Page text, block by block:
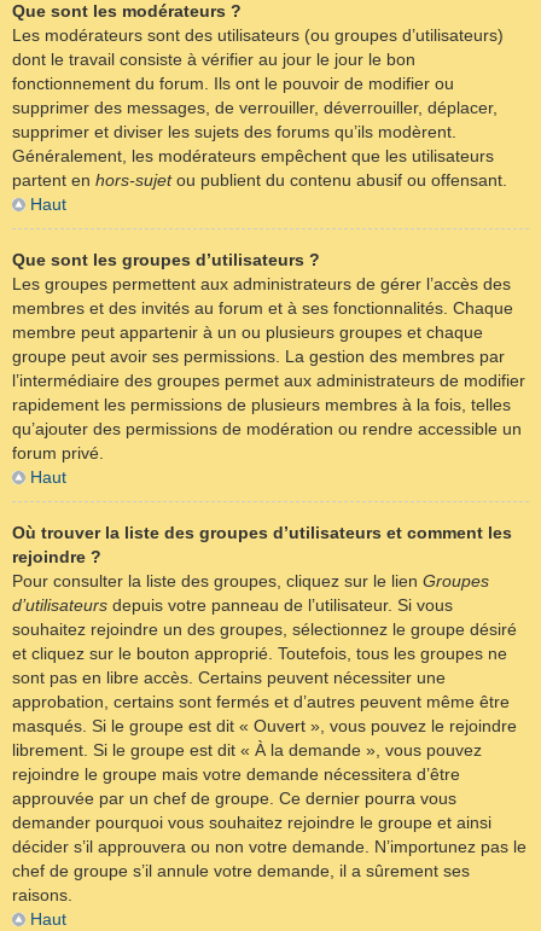
Que sont les modérateurs ?
Les modérateurs sont des utilisateurs (ou groupes d’utilisateurs)
dont le travail consiste à vérifier au jour le jour le bon
fonctionnement du forum. Ils ont le pouvoir de modifier ou
supprimer des messages, de verrouiller, déverrouiller, déplacer,
supprimer et diviser les sujets des forums qu’ils modèrent.
Généralement, les modérateurs empêchent que les utilisateurs
partent en hors-sujetou publient du contenu abusif ou offensant.
Haut
Que sont les groupes d’utilisateurs ?
Les groupes permettent aux administrateurs de gérer l’accès des
membres et des invités au forum et à ses fonctionnalités. Chaque
membre peut appartenir à un ou plusieurs groupes et chaque
groupe peut avoir ses permissions. La gestion des membres par
l’intermédiaire des groupes permet aux administrateurs de modifier
rapidement les permissions de plusieurs membres à la fois, telles
qu’ajouter des permissions de modération ou rendre accessible un
forum privé.
Haut
Où trouver la liste des groupes d’utilisateurs et comment les
rejoindre ?
Pour consulter la liste des groupes, cliquez sur le lien Groupes
d’utilisateurs depuis votre panneau de l’utilisateur. Si vous
souhaitez rejoindre un des groupes, sélectionnez le groupe désiré
et cliquez sur le bouton approprié. Toutefois, tous les groupes ne
sont pas en libre accès. Certains peuvent nécessiter une
approbation, certains sont fermés et d’autres peuvent même être
masqués. Si le groupe est dit « Ouvert », vous pouvez le rejoindre
librement. Si le groupe est dit « À la demande », vous pouvez
rejoindre le groupe mais votre demande nécessitera d’être
approuvée par un chef de groupe. Ce dernier pourra vous
demander pourquoi vous souhaitez rejoindre le groupe et ainsi
décider s’il approuvera ou non votre demande. N’importunez pas le
chef de groupe s’il annule votre demande, il a sûrement ses
raisons.
Haut